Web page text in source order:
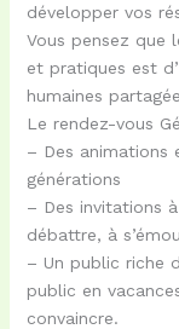
développer vos
Vous pensez que
et pratiques est
humaines
Le rendez-vous
– Des
générations
– Des invitations
débattre, à
– Un public riche
public en
convaincre.